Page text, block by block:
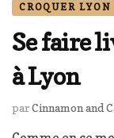
CROQUER LYON
Se faire
à Lyon
parCinnamon and